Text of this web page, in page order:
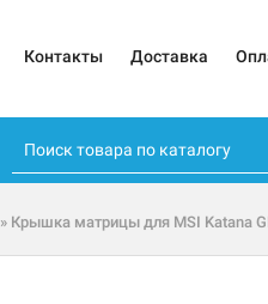
Контакты Доставка
» Крышка матрицы для MSI Katana